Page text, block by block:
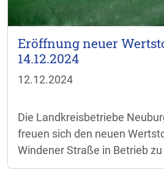
Eröffnung neuer
14.12.2024
12.12.2024
Die Landkreisbetriebe
freuen sich den neuen
Windener Straße in Betrieb